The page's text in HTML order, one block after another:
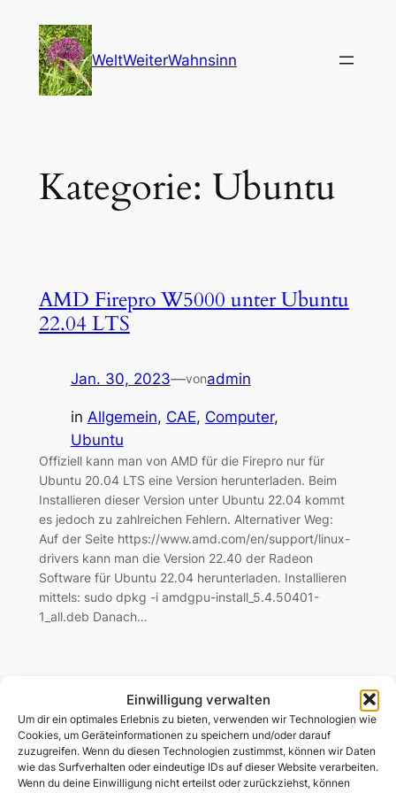
Einwilligung verwalten
Um dir ein optimales Erlebnis zu bieten, verwenden wir Technologien wie
Cookies, um Geräteinformationen zu speichern und/oder darauf
zuzugreifen. Wenn du diesen Technologien zustimmst, können wir Daten
wie das Surfverhalten oder eindeutige IDs auf dieser Website verarbeiten.
Wenn du deine Einwilligung nicht erteilst oder zurückziehst, können
Inhalt
springen
WeltWeiterWahnsinn
Kategorie: Ubuntu
AMD Firepro W5000 unter Ubuntu
22.04 LTS
Jan. 30, 2023—vonadmin
in Allgemein, CAE, Computer
Ubuntu
Offiziell kann man von AMD für die Firepro nur für
Ubuntu 20.04 LTS eine Version herunterladen. Beim
Installieren dieser Version unter Ubuntu 22.04 kommt
es jedoch zu zahlreichen Fehlern. Alternativer Weg:
Auf der Seite https://www.amd.com/en/support/linux-
drivers kann man die Version 22.40 der Radeon
Software für Ubuntu 22.04 herunterladen. Installieren
mittels: sudo dpkg -i amdgpu-install_5.4.50401-
1_all.deb Danach…
yaVDR – Festplattenrekorder/-
receiver
Juli 7, 2012—vonadmin